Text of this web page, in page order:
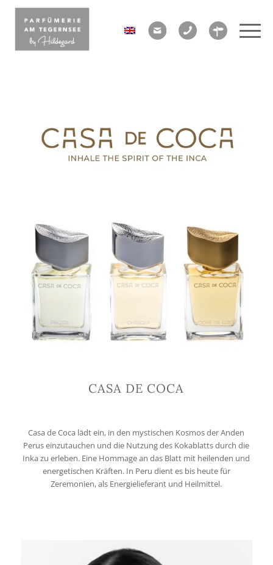
CASA DE COCA
Casa de Coca lädt ein, in den mystischen Kosmos der Anden
Perus einzutauchen und die Nutzung des Kokablatts durch die
Inka zu erleben. Eine Hommage an das Blatt mit heilenden und
energetischen Kräften. In Peru dient es bis heute für
Zeremonien, als Energielieferant und Heilmittel.